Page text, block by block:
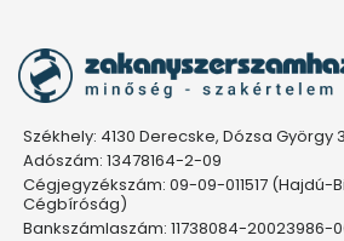
Székhely: 4130 Derecske, Dózsa György
Adószám: 13478164-2-09
Cégjegyzékszám: 09-09-011517 (Hajdú-
Cégbíróság)
Bankszámlaszám: 11738084-20023986-